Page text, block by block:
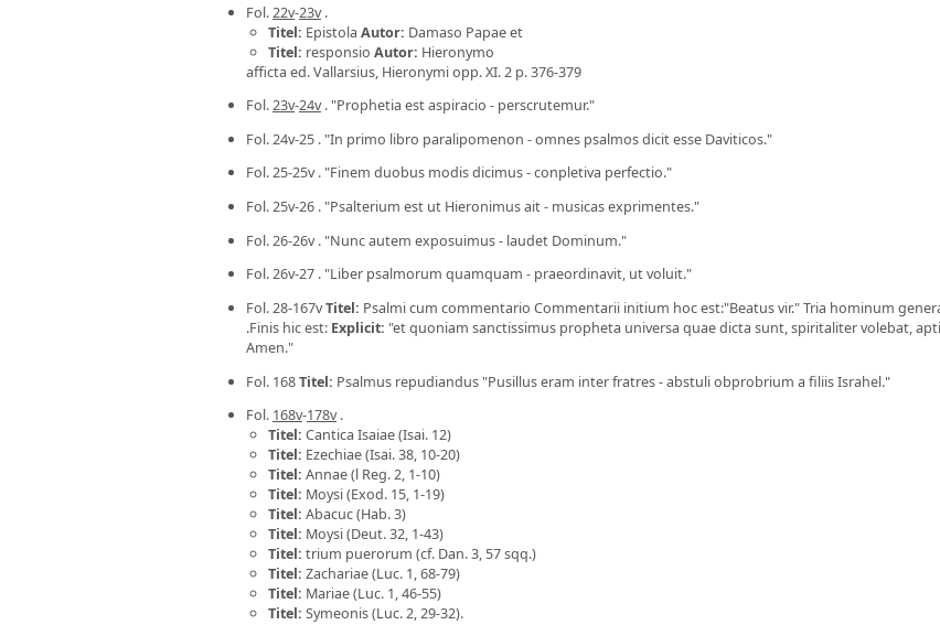
Fol. 22v-23v.
Titel: Epistola Autor: Damaso Papae et
Titel: responsio Autor: Hieronymo
afficta ed. Vallarsius, Hieronymi opp. XI. 2 p. 376-379
Fol.23v-24v. "Prophetia est aspiracio - perscrutemur."
Fol. 24v-25 . "In primo libro paralipomenon - omnes psalmos dicit esse Daviticos."
Fol. 25-25v . "Finem duobus modis dicimus - conpletiva perfectio."
Fol. 25v-26 . "Psalterium est ut Hieronimus ait - musicas exprimentes."
Fol. 26-26v . "Nunc autem exposuimus - laudet Dominum."
Fol. 26v-27 . "Liber psalmorum quamquam - praeordinavit, ut voluit."
Fol. 28-167vTitel: Psalmi cum commentario Commentarii initium hoc est:"Beatus vir." Tria hominum
.Finis hic est: Explicit: "et quoniam sanctissimus propheta universa quae dicta sunt, spiritaliter volebat,
Amen."
Fol. 168Titel: Psalmus repudiandus "Pusillus eram inter fratres - abstuli obprobrium a filiis Israhel."
Fol. 168v-178v.
Titel: Cantica Isaiae (Isai. 12)
Titel: Ezechiae (Isai. 38, 10-20)
Titel: Annae (l Reg. 2, 1-10)
Titel: Moysi (Exod. 15, 1-19)
Titel: Abacuc (Hab. 3)
Titel: Moysi (Deut. 32, 1-43)
Titel: trium puerorum (cf. Dan. 3, 57 sqq.)
Titel: Zachariae (Luc. 1, 68-79)
Titel: Mariae (Luc. 1, 46-55)
Titel: Symeonis (Luc. 2, 29-32).